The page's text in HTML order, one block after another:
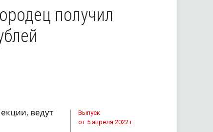
получил
ведут
Выпуск
от 5 апреля 2022 г.